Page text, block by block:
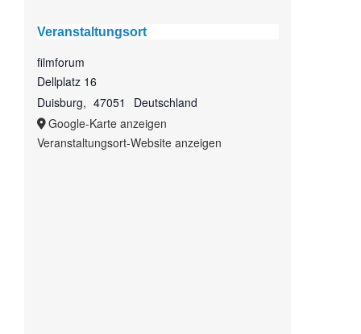
Veranstaltungsort
filmforum
Dellplatz 16
Duisburg, 47051
Deutschland
Google-Karte anzeigen
Veranstaltungsort-Website anzeigen